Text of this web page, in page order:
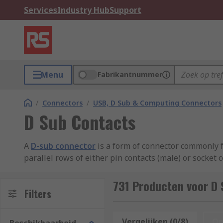
ServicesIndustry HubSupport
Menu Fabrikantnummer
/ Connectors / USB, D Sub & Computing Connectors
D Sub Contacts
A D-sub connector is a form of connector
parallel rows of either pin contacts (male) or socket
The most common type of connector is the crimp
Filters 731 Producten voor D